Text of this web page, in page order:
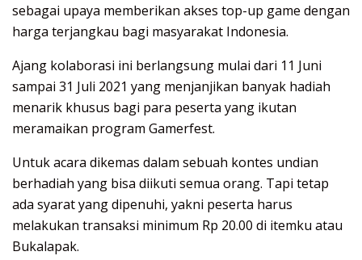
sebagai upaya memberikan akses top-up game dengan
harga terjangkau bagi masyarakat Indonesia.
Ajang kolaborasi ini berlangsung mulai dari 11 Juni
sampai 31 Juli 2021 yang menjanjikan banyak hadiah
menarik khusus bagi para peserta yang ikutan
meramaikan program Gamerfest.
Untuk acara dikemas dalam sebuah kontes undian
berhadiah yang bisa diikuti semua orang. Tapi tetap
ada syarat yang dipenuhi, yakni peserta harus
melakukan transaksi minimum Rp 20.00 di itemku atau
Bukalapak.